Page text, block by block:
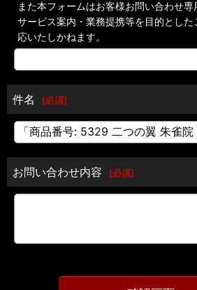
また本フォームはお客様お問い合わせ専
サービス案内・業務提携等を目的とし
応いたしかねます。
件名 [必須]
お問い合わせ内容 [必須]